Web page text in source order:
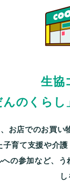
生協
んのくら
お店でのお買い
子育て支援や介
の参加など、う